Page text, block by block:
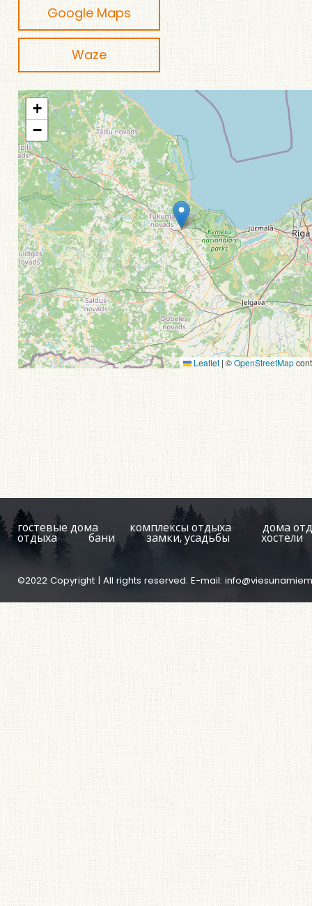
Google Maps
Waze
+
−
Leaflet | ©OpenStreetMap
гостевые дома комплексы отдыха дома
отдыха бани замки, усадьбы хостели
©2022 Copyright | All rights reserved. E-mail: